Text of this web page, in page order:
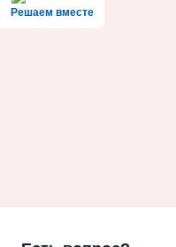
Решаем вместе